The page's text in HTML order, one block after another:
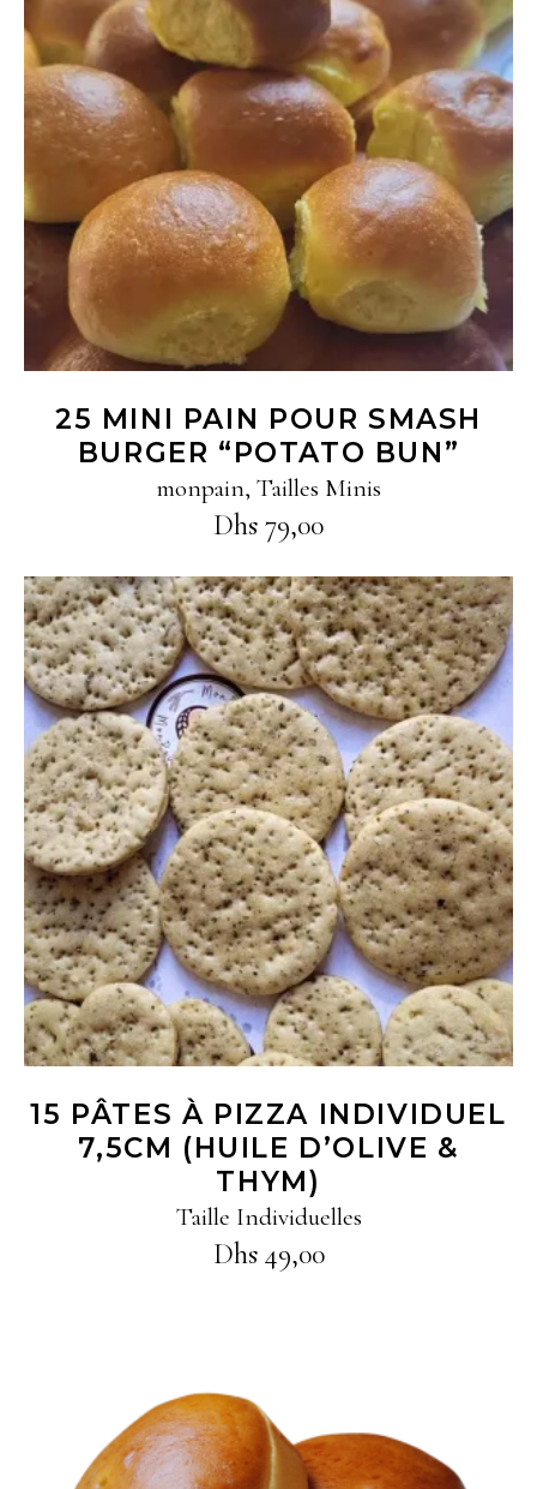
Ajouter au panier
25 MINI PAIN POUR SMASH
BURGER “POTATO BUN”
monpain, Tailles Minis
Dhs 79,00
Ajouter au panier
15 PÂTES À PIZZA INDIVIDUEL
7,5CM (HUILE D’OLIVE &
THYM)
Taille Individuelles
Dhs49,00